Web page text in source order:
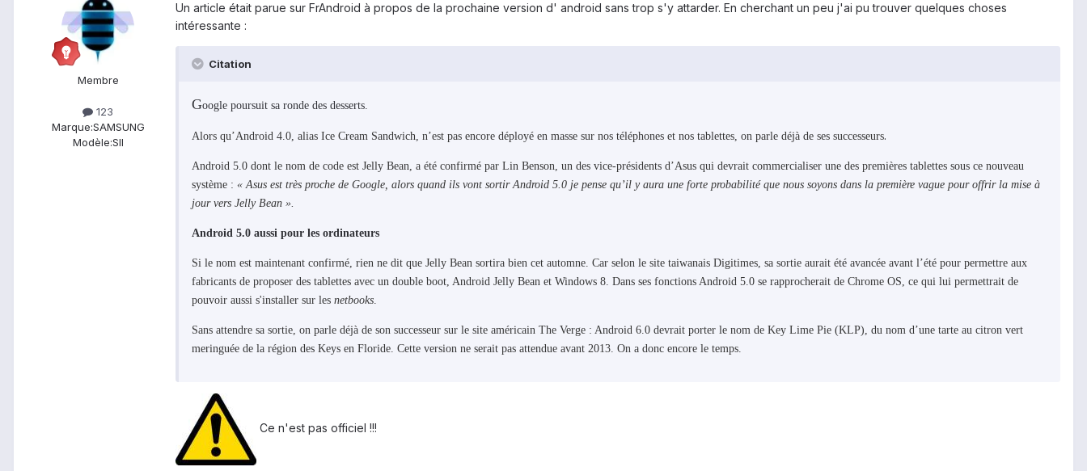
Membre
123
Marque:SAMSUNG
Modèle:SII
Un article était parue sur FrAndroid à propos de la prochaine version d' android sans trop s'y attarder. En cherchant un peu j'ai pu trouver quelques choses
intéressante :
Citation
Google poursuit sa ronde des desserts.
Alors qu’Android 4.0, alias Ice Cream Sandwich, n’est pas encore déployé en masse sur nos téléphones et nos tablettes, on parle déjà de ses successeurs.
Android 5.0 dont le nom de code est Jelly Bean, a été confirmé par Lin Benson, un des vice-présidents d’Asus qui devrait commercialiser une des premières tablettes sous ce nouveau
système : « Asus est très proche de Google, alors quand ils vont sortir Android 5.0 je pense qu’il y aura une forte probabilité que nous soyons dans la première vague pour offrir la mise à
jour vers Jelly Bean ».
Android 5.0 aussi pour les ordinateurs
Si le nom est maintenant confirmé, rien ne dit que Jelly Bean sortira bien cet automne. Car selon le site taiwanais Digitimes, sa sortie aurait été avancée avant l’été pour permettre aux
fabricants de proposer des tablettes avec un double boot, Android Jelly Bean et Windows 8. Dans ses fonctions Android 5.0 se rapprocherait de Chrome OS, ce qui lui permettrait de
pouvoir aussi s'installer sur les netbooks.
Sans attendre sa sortie, on parle déjà de son successeur sur le site américain The Verge : Android 6.0 devrait porter le nom de Key Lime Pie (KLP), du nom d’une tarte au citron vert
meringuée de la région des Keys en Floride. Cette version ne serait pas attendue avant 2013. On a donc encore le temps.
Ce n'est pas officiel !!!